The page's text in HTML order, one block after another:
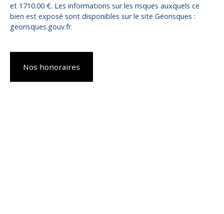
et 1710.00 €. Les informations sur les risques auxquels ce
bien est exposé sont disponibles sur le site Géorisques :
georisques.gouv.fr.
Nos honoraires